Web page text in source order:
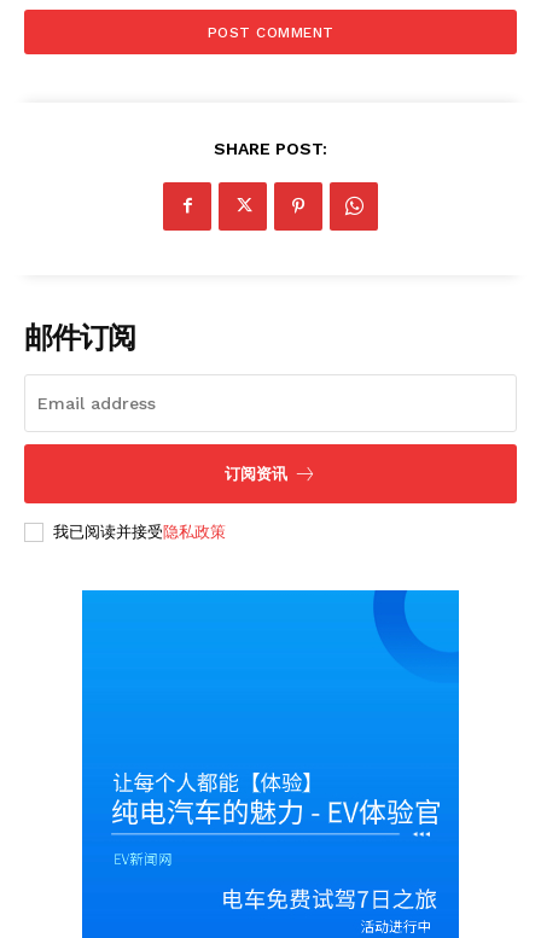
SHARE POST:
邮件订阅
订阅资讯
我已阅读并接受隐私政策